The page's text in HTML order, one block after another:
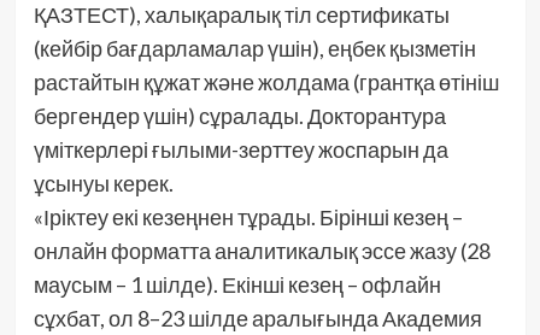
ҚАЗТЕСТ), халықаралық тіл сертификаты
(кейбір бағдарламалар үшін), еңбек қызметін
растайтын құжат және жолдама (грантқа өтініш
бергендер үшін) сұралады. Докторантура
үміткерлері ғылыми-зерттеу жоспарын да
ұсынуы керек.
«Іріктеу екі кезеңнен тұрады. Бірінші кезең –
онлайн форматта аналитикалық эссе жазу (28
маусым – 1 шілде). Екінші кезең – офлайн
сұхбат, ол 8–23 шілде аралығында Академия